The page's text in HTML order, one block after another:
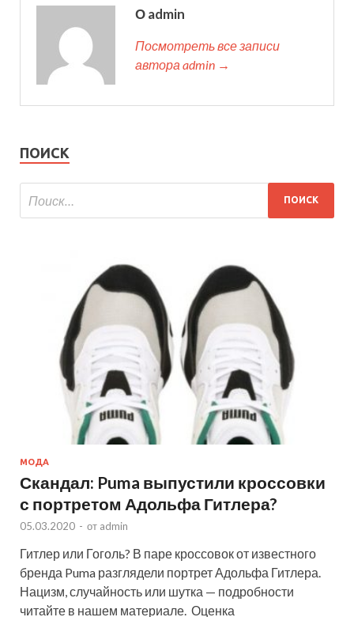
О admin
Посмотреть все записи
автора admin →
ПОИСК
МОДА
Скандал: Puma выпустили кроссовки
с портретом Адольфа Гитлера?
05.03.2020 - от admin
Гитлер или Гоголь? В паре кроссовок от известного
бренда Puma разглядели портрет Адольфа Гитлера.
Нацизм, случайность или шутка — подробности
читайте в нашем материале. Оценка